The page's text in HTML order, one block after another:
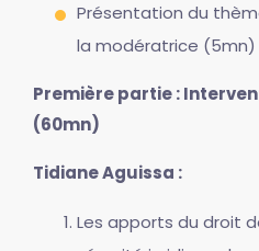
Présentation du
la modératrice (5mn)
Première partie :
(60mn)
Tidiane Aguissa :
Les apports du droit